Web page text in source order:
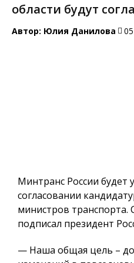
области будут
Автор: Юлия Данилова
Минтранс России будет
согласовании
министров
подписал президент
— Наша общая цель –